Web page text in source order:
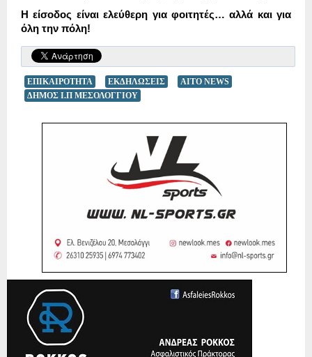
Η είσοδος είναι ελεύθερη για φοιτητές… αλλά και για
όλη την πόλη!
ΕΠΙΚΑΙΡΟΤΗΤΑ ΕΚΔΗΛΩΣΕΙΣ
AITO NEWS
ΔΗΜΟΣ Ι.Π ΜΕΣΟΛΟΓΓΙΟΥ